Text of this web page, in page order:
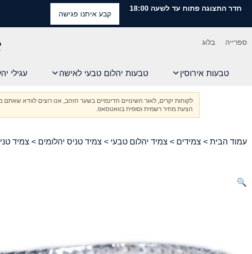
חדר התצוגה פתוח עד לשעה 18:00
קבע איתנו פגישה
ספרייה בלוג
טבעות אירוסין טבעות יהלום טבעי לאישה עגילי
לקוחות יקרים, לאור השינויים הדינמיים בשער הזהב, אנו רוצים לוודא
הצעת מחיר רשמית וסופית בוואטסאפ.
עמוד הבית > צמידים > צמיד יהלום טבעי > צמיד טניס יהלומים > צמיד
🔍